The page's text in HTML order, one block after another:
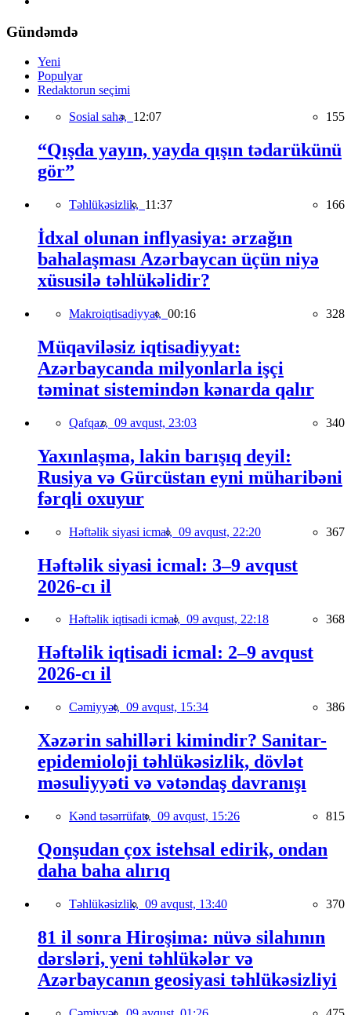
Gündəmdə
Yeni
Populyar
Redaktorun seçimi
Sosial sahə, 12:07 155
“Qışda yayın, yayda qışın tədarükünü
gör”
Təhlükəsizlik, 11:37 166
İdxal olunan inflyasiya: ərzağın
bahalaşması Azərbaycan üçün niyə
xüsusilə təhlükəlidir?
Makroiqtisadiyyat, 00:16 328
Müqaviləsiz iqtisadiyyat:
Azərbaycanda milyonlarla işçi
təminat sistemindən kənarda qalır
Qafqaz, 09 avqust, 23:03 340
Yaxınlaşma, lakin barışıq deyil:
Rusiya və Gürcüstan eyni müharibəni
fərqli oxuyur
Həftəlik siyasi icmal, 09 avqust, 22:20 367
Həftəlik siyasi icmal: 3–9 avqust
2026-cı il
Həftəlik iqtisadi icmal, 09 avqust, 22:18 368
Həftəlik iqtisadi icmal: 2–9 avqust
2026-cı il
Cəmiyyət, 09 avqust, 15:34 386
Xəzərin sahilləri kimindir? Sanitar-
epidemioloji təhlükəsizlik, dövlət
məsuliyyəti və vətəndaş davranışı
Kənd təsərrüfatı, 09 avqust, 15:26 815
Qonşudan çox istehsal edirik, ondan
daha baha alırıq
Təhlükəsizlik, 09 avqust, 13:40 370
81 il sonra Hiroşima: nüvə silahının
dərsləri, yeni təhlükələr və
Azərbaycanın geosiyasi təhlükəsizliyi